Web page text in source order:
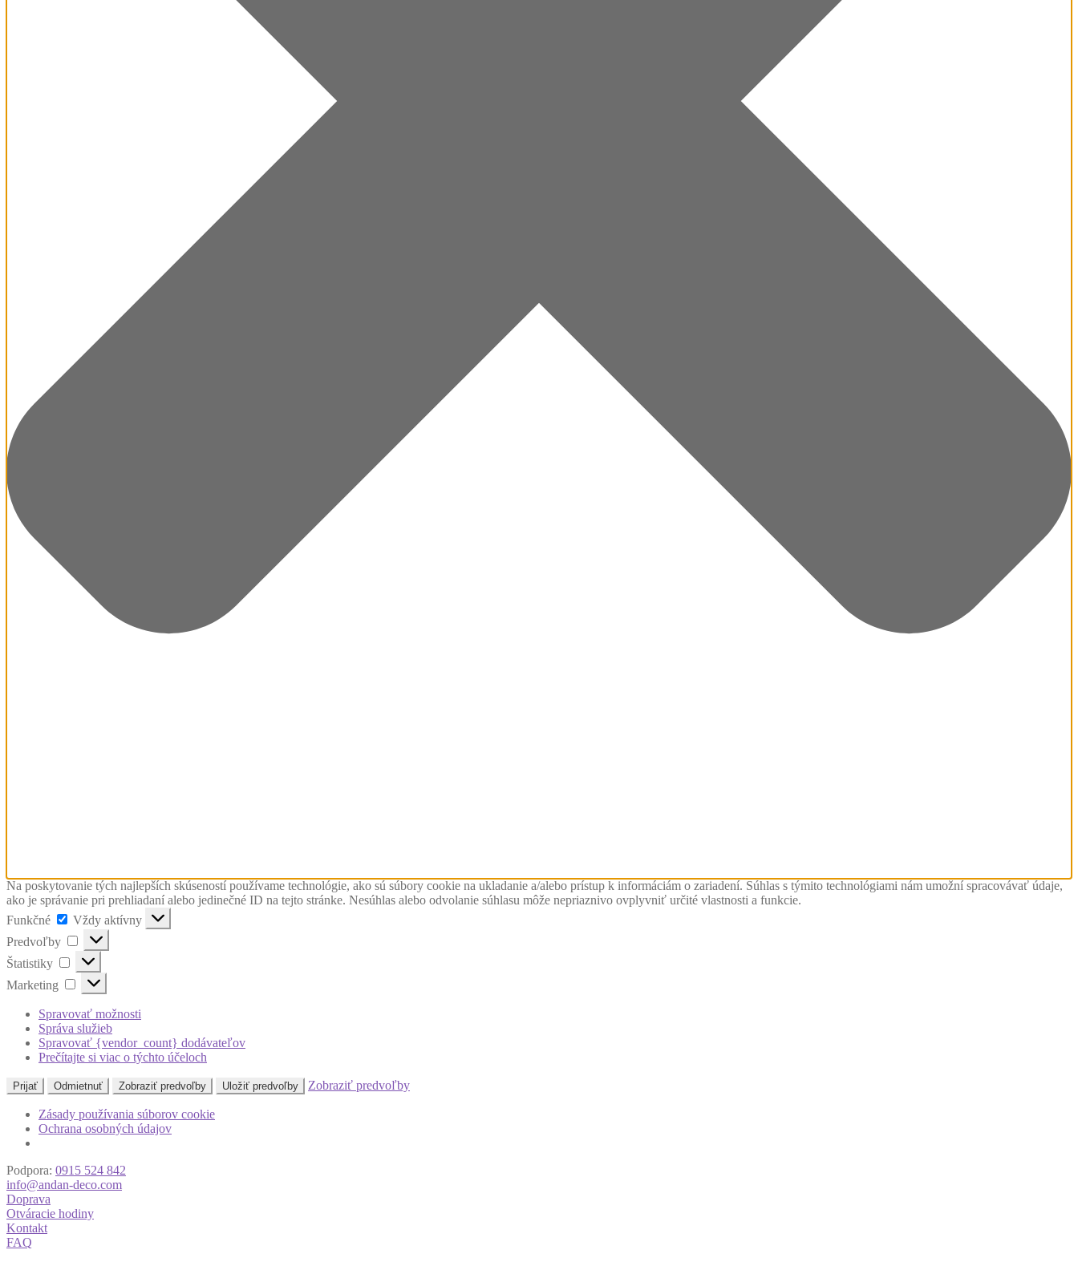
Na poskytovanie tých najlepších skúseností používame technológie, ako sú súbory cookie na ukladanie a/alebo prístup k informáciám o zariadení. Súhlas s týmito technológiami nám umožní spracovávať údaje,
ako je správanie pri prehliadaní alebo jedinečné ID na tejto stránke. Nesúhlas alebo odvolanie súhlasu môže nepriaznivo ovplyvniť určité vlastnosti a funkcie.
Funkčné
Funkčné
Vždy aktívny
Predvoľby
Predvoľby
Štatistiky Štatistiky
Marketing Marketing
Spravovať možnosti
Správa služieb
Spravovať {vendor_count} dodávateľov
Prečítajte si viac o týchto účeloch
Prijať Odmietnuť Zobraziť predvoľby Uložiť predvoľby Zobraziť predvoľby
Zásady používania súborov cookie
Ochrana osobných údajov
Podpora: 0915 524 842
info@andan-deco.com
Doprava
Otváracie hodiny
Kontakt
FAQ